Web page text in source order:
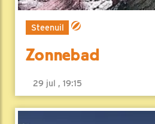
Steenuil
Zonnebad
29 jul , 19:15